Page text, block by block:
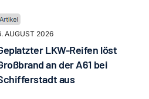
AUGUST 2026
LKW-Reifen löst
an der A61 bei
aus